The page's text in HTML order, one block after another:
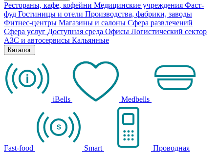
Рестораны, кафе, кофейни Медицинские учреждения Фаст-
фуд Гостиницы и отели Производства, фабрики, заводы
Фитнес-центры Магазины и салоны Сфера развлечений
Сфера услуг Доступная среда Офисы Логистический сектор
АЗС и автосервисы Кальянные
Каталог
iBells Medbells
Fast-food Smart Проводная